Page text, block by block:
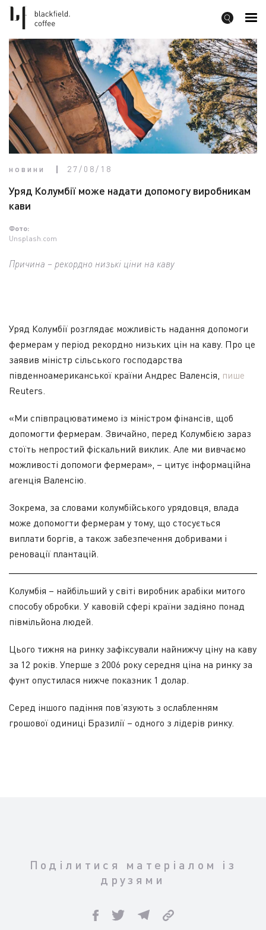
новини 27/08/18
Уряд Колумбії може надати допомогу виробникам
кави
Фото:
Unsplash.com
Причина – рекордно низькі ціни на каву
Уряд Колумбії розглядає можливість надання допомоги
фермерам у період рекордно низьких цін на каву. Про це
заявив міністр сільського господарства
південноамериканської країни Андрес Валенсія, пише
Reuters.
«Ми співпрацюватимемо із міністром фінансів, щоб
допомогти фермерам. Звичайно, перед Колумбією зараз
стоїть непростий фіскальний виклик. Але ми вивчаємо
можливості допомоги фермерам», – цитує інформаційна
агенція Валенсію.
Зокрема, за словами колумбійського урядовця, влада
може допомогти фермерам у тому, що стосується
виплати боргів, а також забезпечення добривами і
реновації плантацій.
Колумбія – найбільший у світі виробник арабіки митого
способу обробки. У кавовій сфері країни задіяно понад
півмільйона людей.
Цього тижня на ринку зафіксували найнижчу ціну на каву
за 12 років. Уперше з 2006 року середня ціна на ринку за
фунт опустилася нижче показник 1 долар.
Серед іншого падіння пов’язують з ослабленням
грошової одиниці Бразилії – одного з лідерів ринку.
Поділитися матеріалом із
друзями